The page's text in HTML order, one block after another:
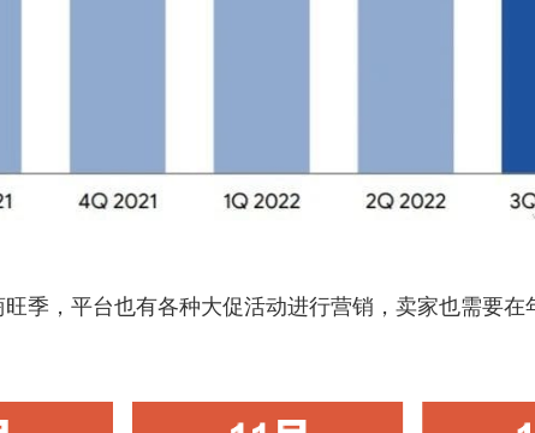
季，平台也有各种大促活动进行营销，卖家也需要在